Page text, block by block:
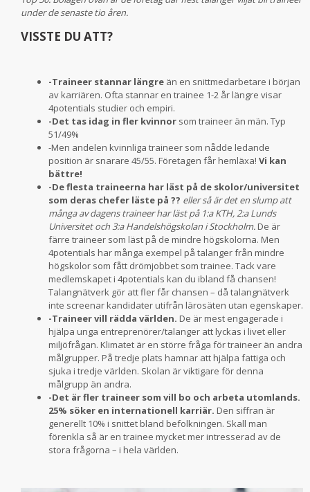
under de senaste tio åren.
VISSTE DU ATT?
-Traineer stannar längre än en snittmedarbetare i början
av karriären. Ofta stannar en trainee 1-2 år längre visar
4potentials studier och empiri.
-Det tas idag in fler kvinnor som traineer än män. Typ
51/49%
-Men andelen kvinnliga traineer som nådde ledande
position är snarare 45/55. Företagen får hemläxa! Vi kan
bättre!
-De flesta traineerna har läst på de skolor/universitet
som deras chefer läste på ?? eller så är det en slump att
många av dagens traineer har läst på 1:a KTH, 2:a Lunds
Universitet och 3:a Handelshögskolan i Stockholm. De är
färre traineer som läst på de mindre högskolorna. Men
4potentials har många exempel på talanger från mindre
högskolor som fått drömjobbet som trainee. Tack vare
medlemskapet i 4potentials kan du ibland få chansen!
Talangnätverk gör att fler får chansen – då talangnätverk
inte screenar kandidater utifrån lärosäten utan egenskaper.
-Traineer vill rädda världen. De är mest engagerade i
hjälpa unga entreprenörer/talanger att lyckas i livet eller
miljöfrågan. Klimatet är en större fråga för traineer än andra
målgrupper. På tredje plats hamnar att hjälpa fattiga och
sjuka i tredje världen. Skolan är viktigare för denna
målgrupp än andra.
-Det är fler traineer som vill bo och arbeta utomlands.
25% söker en internationell karriär. Den siffran är
generellt 10% i snittet bland befolkningen. Skall man
förenkla så är en trainee mycket mer intresserad av de
stora frågorna – i hela världen.